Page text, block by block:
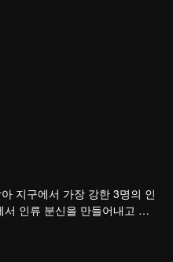
지구에서 가장 강한 3명의 인
인류 분신을 만들어내고 지